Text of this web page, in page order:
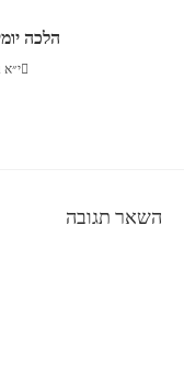
הלכה
י״א בסיון
השאר תגובה